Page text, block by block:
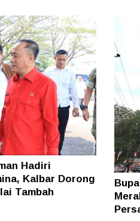
Hadiri
Kalbar Dorong
Tambah